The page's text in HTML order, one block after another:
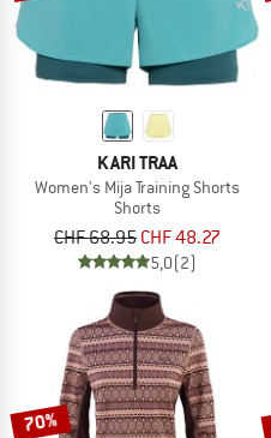
KARI TRAA
Women's Mija Training Shorts
Shorts
CHF 68.95 CHF 48.27
5,0(2)
70%